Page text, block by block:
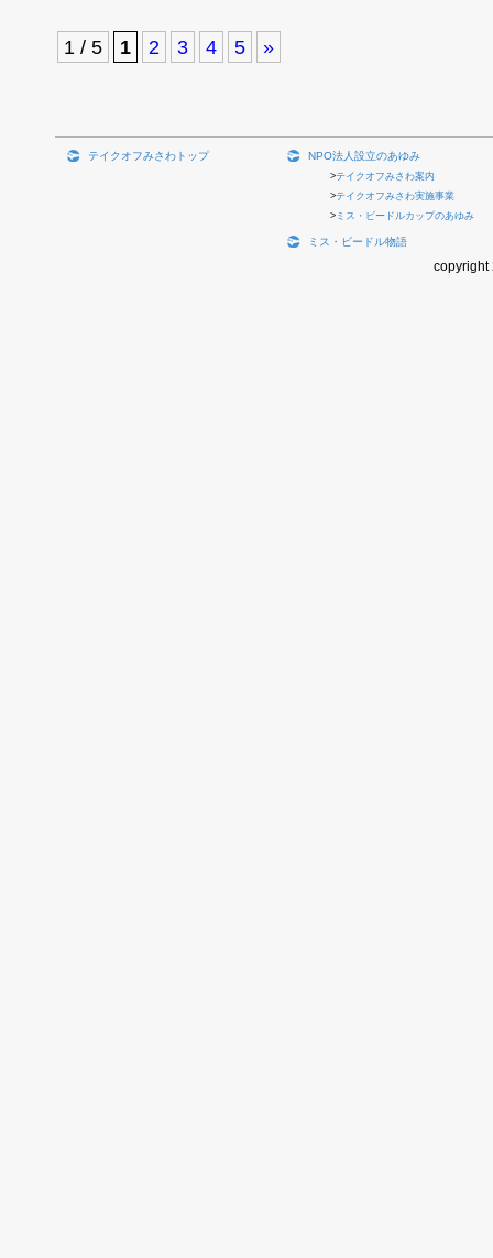
1 / 5 1 2 3 4 5 »
テイクオフみさわトップ NPO法人設立のあゆみ
テイクオフみさわ案内
テイクオフみさわ実施事業
ミス・ビードルカップのあゆみ
ミス・ビードル物語
copyright